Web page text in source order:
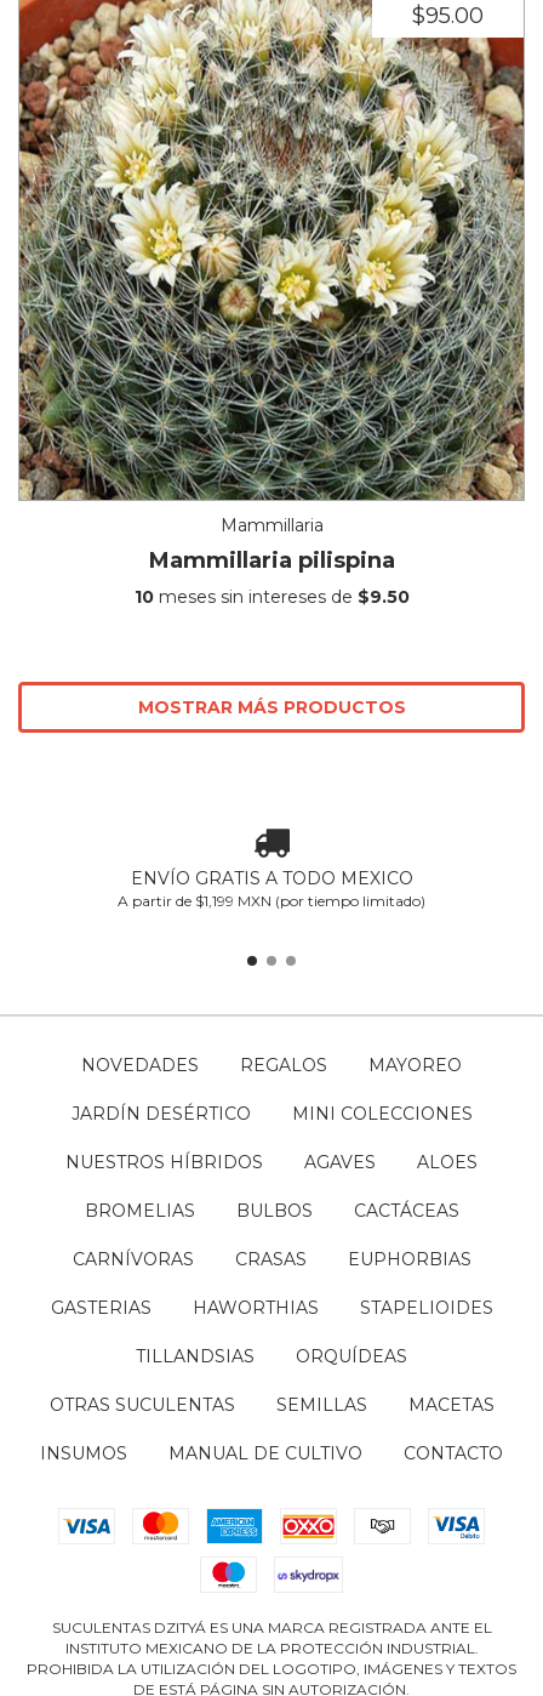
$95.00
Mammillaria
Mammillaria pilispina
10meses sin intereses de $9.50
MOSTRAR MÁS PRODUCTOS
ENVÍO GRATIS A TODO MEXICO
A partir de $1,199 MXN (por tiempo limitado)
NOVEDADES REGALOS MAYOREO
JARDÍN DESÉRTICO MINI COLECCIONES
NUESTROS HÍBRIDOS AGAVES ALOES
BROMELIAS BULBOS CACTÁCEAS
CARNÍVORAS CRASAS EUPHORBIAS
GASTERIAS HAWORTHIAS STAPELIOIDES
TILLANDSIAS ORQUÍDEAS
OTRAS SUCULENTAS SEMILLAS MACETAS
INSUMOS MANUAL DE CULTIVO CONTACTO
SUCULENTAS DZITYÁ ES UNA MARCA REGISTRADA ANTE EL
INSTITUTO MEXICANO DE LA PROTECCIÓN INDUSTRIAL.
PROHIBIDA LA UTILIZACIÓN DEL LOGOTIPO, IMÁGENES Y TEXTOS
DE ESTÁ PÁGINA SIN AUTORIZACIÓN.